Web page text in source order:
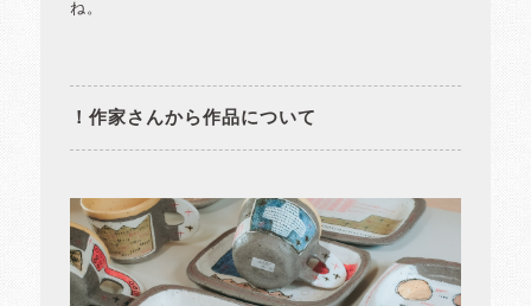
ね。
！作家さんから作品について